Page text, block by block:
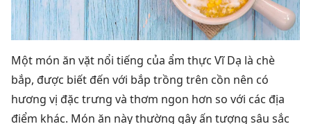
Một món ăn vặt nổi tiếng của ẩm thực Vĩ Dạ là chè
bắp, được biết đến với bắp trồng trên cồn nên có
hương vị đặc trưng và thơm ngon hơn so với các địa
điểm khác. Món ăn này thường gây ấn tượng sâu sắc